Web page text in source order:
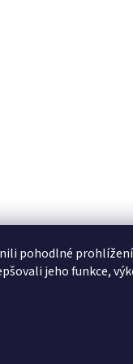
pohodlné
jeho funkce,